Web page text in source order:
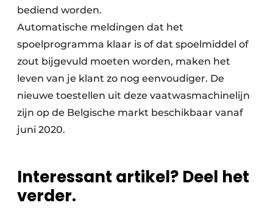
bediend worden.
Automatische meldingen dat het
spoelprogramma klaar is of dat spoelmiddel of
zout bijgevuld moeten worden, maken het
leven van je klant zo nog eenvoudiger. De
nieuwe toestellen uit deze vaatwasmachinelijn
zijn op de Belgische markt beschikbaar vanaf
juni 2020.
Interessant artikel? Deel het
verder.